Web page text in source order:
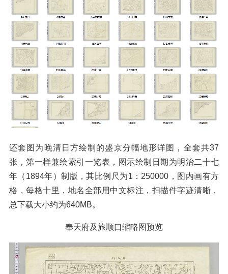
还套图为晚清日方绘制的盛京分幅地形详图，全套共37
张，第一样兼绘索引一览表，图示绘制日期为明治二十七
年（1894年）制版，其比例尺为1：250000，图内画有方
格，每格十里，地名全部用中文标注，扫描件字迹清晰，
总下载大小约为640MB。
奉天府及旅顺口缩略图预览